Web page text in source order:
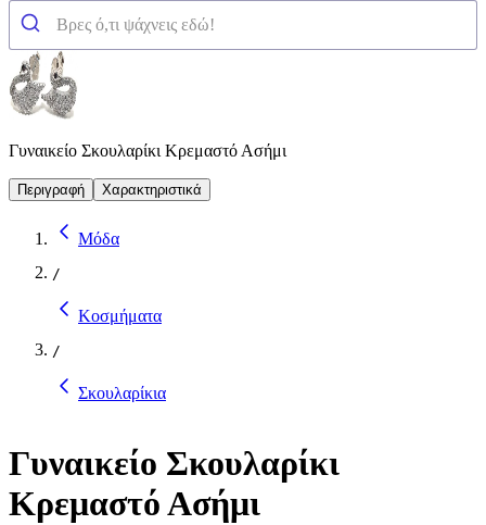
Γυναικείο Σκουλαρίκι Κρεμαστό Ασήμι
Περιγραφή Χαρακτηριστικά
Μόδα
/
Κοσμήματα
/
Σκουλαρίκια
Γυναικείο Σκουλαρίκι
Κρεμαστό Ασήμι